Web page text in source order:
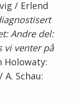
/ Erlend
Andre del:
vi venter på
Holowaty:
A. Schau: